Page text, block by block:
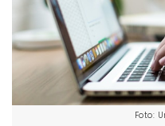
Foto: